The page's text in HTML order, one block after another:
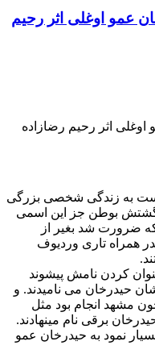
عمو اوغلی اثر رحیم
اوغلی اثر رحیم رضازاده
است به زندگی شخصی بزرگی
بوطن جز این اسمی
که ضرورت شد بغیر از
همراه تاری وردیوف
کردن نامش پیشوند
حیدرخان می نامیدند. و
مشهد انجام بود مثل
برقی نام مینهادند.
نمود به حیدرخان عمو